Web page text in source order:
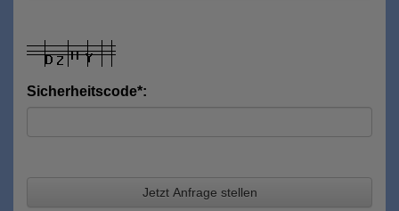
Sicherheitscode*:
Jetzt Anfrage stellen